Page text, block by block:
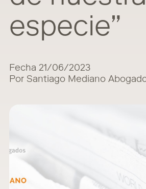
especie”
Fecha 21/06/2023
Por Santiago Mediano